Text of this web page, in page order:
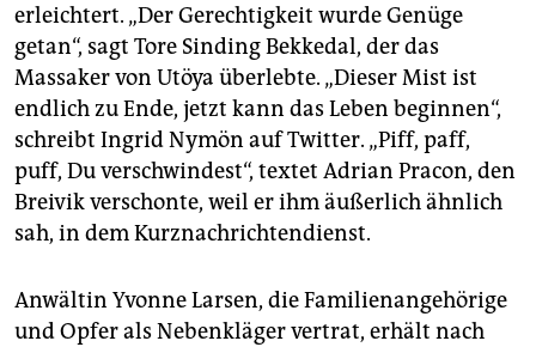
erleichtert. „Der Gerechtigkeit wurde Genüge
getan“, sagt Tore Sinding Bekkedal, der das
Massaker von Utöya überlebte. „Dieser Mist ist
endlich zu Ende, jetzt kann das Leben beginnen“,
schreibt Ingrid Nymön auf Twitter. „Piff, paff,
puff, Du verschwindest“, textet Adrian Pracon, den
Breivik verschonte, weil er ihm äußerlich ähnlich
sah, in dem Kurznachrichtendienst.
Anwältin Yvonne Larsen, die Familienangehörige
und Opfer als Nebenkläger vertrat, erhält nach